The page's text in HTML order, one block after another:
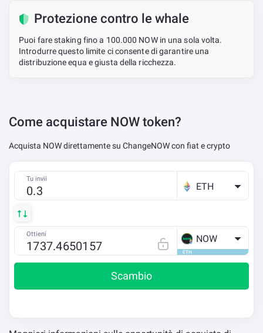
Protezione contro le whale
Puoi fare staking fino a 100.000 NOW in una sola volta.
Introdurre questo limite ci consente di garantire una
distribuzione equa e giusta della ricchezza.
Come acquistare NOW token?
Acquista NOW direttamente su ChangeNOW con fiat e crypto
Tu invii
ETH
Ottieni
ETH
NOW
Scambio